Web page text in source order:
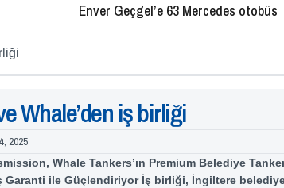
Enver Geçgel’e 63 Mercedes otobüs
Whale’den iş birliği
2025
Whale Tankers’ın Premium Belediye
Garanti ile Güçlendiriyor İş birliği, İngiltere